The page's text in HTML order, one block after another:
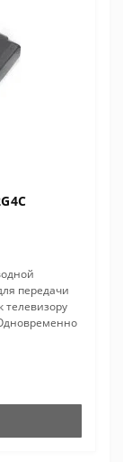
передачи
телевизору